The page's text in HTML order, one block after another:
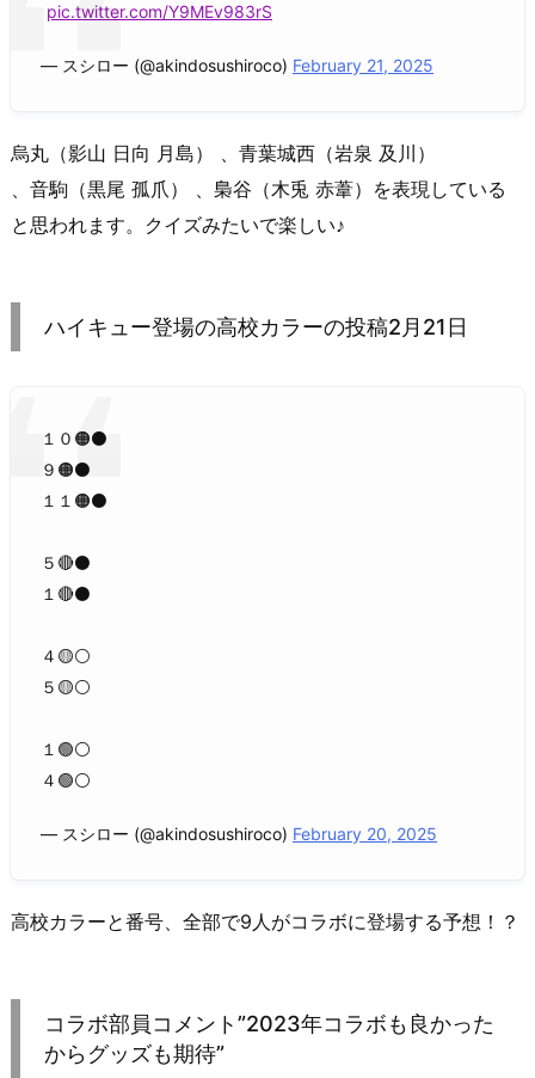
pic.twitter.com/Y9MEv983rS
— スシロー (@akindosushiroco) February 21, 2025
烏丸（影山 日向 月島） 、青葉城西（岩泉 及川）
、音駒（黒尾 孤爪） 、梟谷（木兎 赤葦）を表現している
と思われます。クイズみたいで楽しい♪
ハイキュー登場の高校カラーの投稿2月21日
１０🟠⚫
９🟠⚫
１１🟠⚫
５🔴⚫
１🔴⚫
４🟡⚪
５🟡⚪
１🟢⚪
４🟢⚪
— スシロー (@akindosushiroco) February 20, 2025
高校カラーと番号、全部で9人がコラボに登場する予想！？
コラボ部員コメント”2023年コラボも良かった
からグッズも期待”